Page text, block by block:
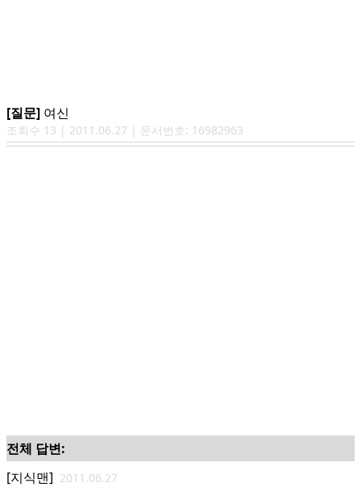
[질문] 여신
조회수 13 | 2011.06.27 | 문서번호: 16982963
전체 답변:
[지식맨] 2011.06.27